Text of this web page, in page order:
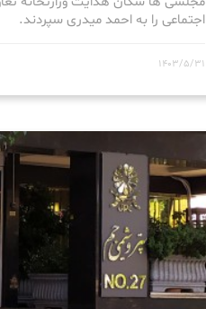
اجتماعی را به احمد میدری سپردند.
1403/5/31